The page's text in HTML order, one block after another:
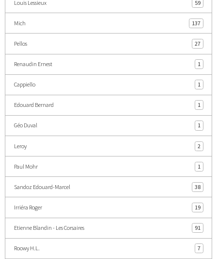
Louis Lessieux 59
Mich 137
Pellos 27
Renaudin Ernest 1
Cappiello 1
Edouard Bernard 1
Géo Duval 1
Leroy 2
Paul Mohr 1
Sandoz Edouard-Marcel 38
Irriéra Roger 19
Etienne Blandin - Les Corsaires 91
Roowy H.L. 7